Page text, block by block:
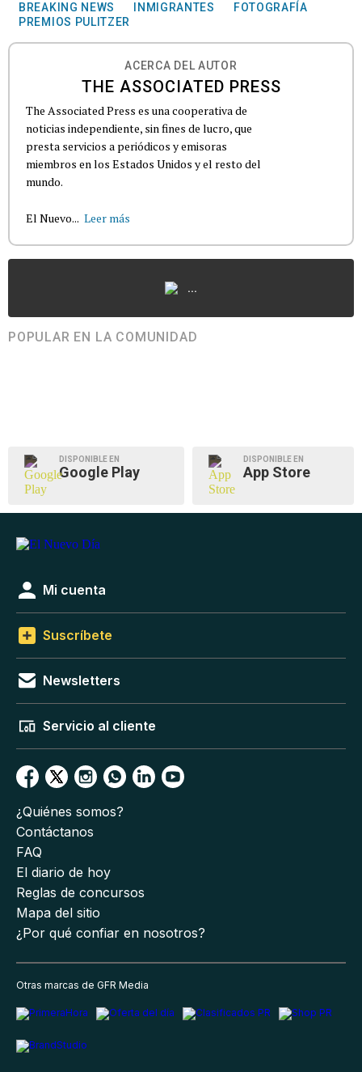
BREAKING NEWS INMIGRANTES
FOTOGRAFÍA
PREMIOS PULITZER
ACERCA DEL AUTOR
THE ASSOCIATED PRESS
The Associated Press es una cooperativa de
noticias independiente, sin fines de lucro, que
presta servicios a periódicos y emisoras
miembros en los Estados Unidos y el resto del
mundo.
El Nuevo... Leer más
...
POPULAR EN LA COMUNIDAD
DISPONIBLE EN
Google Play
DISPONIBLE EN
App Store
Mi cuenta
Suscríbete
Newsletters
Servicio al cliente
¿Quiénes somos?
Contáctanos
FAQ
El diario de hoy
Reglas de concursos
Mapa del sitio
¿Por qué confiar en nosotros?
Otras marcas de GFR Media